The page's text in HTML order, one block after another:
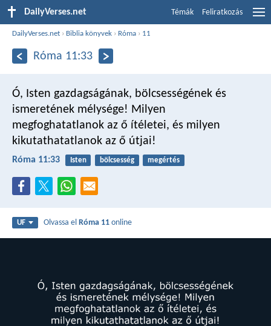
DailyVerses.net Témák Feliratkozás
DailyVerses.net › Biblia könyvek › Róma › 11
Róma 11:33
Ó, Isten gazdagságának, bölcsességének és
ismeretének mélysége! Milyen
megfoghatatlanok az ő ítéletei, és milyen
kikutathatatlanok az ő útjai!
Róma 11:33 Isten bölcsesség megértés
UF Olvassa elRóma 11 online